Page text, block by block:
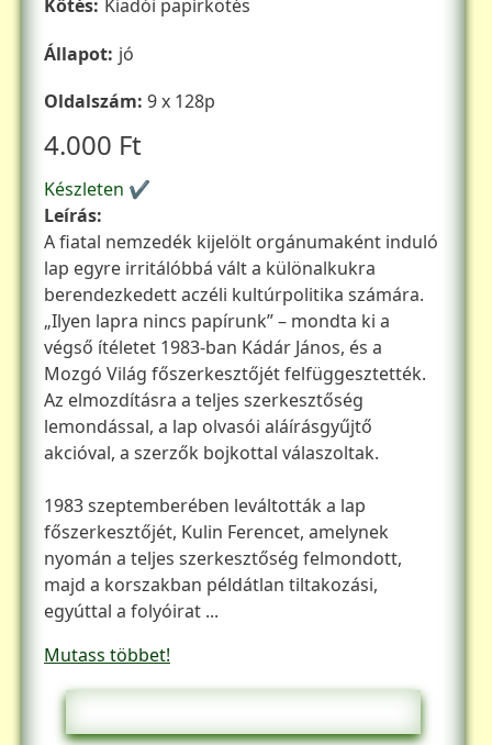
Kötés Kiadói papírkötés
Állapot jó
Oldalszám 9 x 128p
4.000 Ft
Készleten ✔
Leírás
A fiatal nemzedék kijelölt orgánumaként induló
lap egyre irritálóbbá vált a különalkukra
berendezkedett aczéli kultúrpolitika számára.
„Ilyen lapra nincs papírunk” – mondta ki a
végső ítéletet 1983-ban Kádár János, és a
Mozgó Világ főszerkesztőjét felfüggesztették.
Az elmozdításra a teljes szerkesztőség
lemondással, a lap olvasói aláírásgyűjtő
akcióval, a szerzők bojkottal válaszoltak.
1983 szeptemberében leváltották a lap
főszerkesztőjét, Kulin Ferencet, amelynek
nyomán a teljes szerkesztőség felmondott,
majd a korszakban példátlan tiltakozási,
egyúttal a folyóirat ...
Mutass többet!